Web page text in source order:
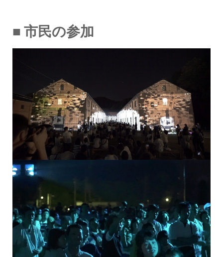
■ 市民の参加